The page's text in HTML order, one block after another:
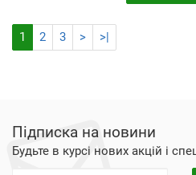
1 2 3 > >|
Підписка на новини
Будьте в курсі нових акцій і